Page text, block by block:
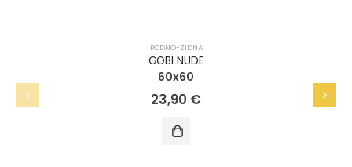
PODNO-ZIDNA
GOBI NUDE
60x60
23,90 €